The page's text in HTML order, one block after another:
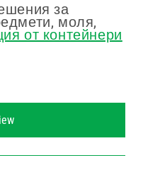
за
моля,
от контейнери